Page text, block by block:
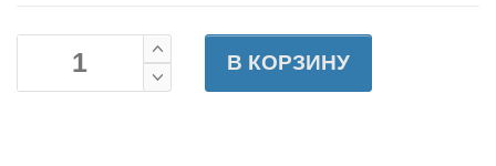
В КОРЗИНУ